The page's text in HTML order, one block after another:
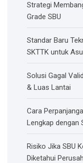
Strategi
Grade SBU
Standar Baru
SKTTK untuk
Solusi Gagal
& Luas Lantai
Cara
Lengkap dengan
Risiko Jika SBU
Diketahui